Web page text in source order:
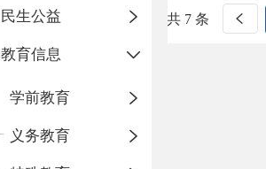
民生公益
教育信息
学前教育
义务教育
共 7 条